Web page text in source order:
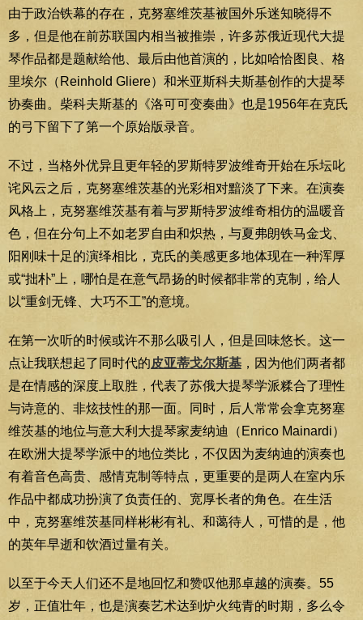
由于政治铁幕的存在，克努塞维茨基被国外乐迷知晓得不
多，但是他在前苏联国内相当被推崇，许多苏俄近现代大提
琴作品都是题献给他、最后由他首演的，比如哈恰图良、格
里埃尔（Reinhold Gliere）和米亚斯科夫斯基创作的大提琴
协奏曲。柴科夫斯基的《洛可可变奏曲》也是1956年在克氏
的弓下留下了第一个原始版录音。
不过，当格外优异且更年轻的罗斯特罗波维奇开始在乐坛叱
诧风云之后，克努塞维茨基的光彩相对黯淡了下来。在演奏
风格上，克努塞维茨基有着与罗斯特罗波维奇相仿的温暖音
色，但在分句上不如老罗自由和炽热，与夏弗朗铁马金戈、
阳刚味十足的演绎相比，克氏的美感更多地体现在一种浑厚
或“拙朴”上，哪怕是在意气昂扬的时候都非常的克制，给人
以“重剑无锋、大巧不工”的意境。
在第一次听的时候或许不那么吸引人，但是回味悠长。这一
点让我联想起了同时代的皮亚蒂戈尔斯基 ，因为他们两者都
是在情感的深度上取胜，代表了苏俄大提琴学派糅合了理性
与诗意的、非炫技性的那一面。同时，后人常常会拿克努塞
维茨基的地位与意大利大提琴家麦纳迪（Enrico Mainardi）
在欧洲大提琴学派中的地位类比，不仅因为麦纳迪的演奏也
有着音色高贵、感情克制等特点，更重要的是两人在室内乐
作品中都成功扮演了负责任的、宽厚长者的角色。在生活
中，克努塞维茨基同样彬彬有礼、和蔼待人，可惜的是，他
的英年早逝和饮酒过量有关。
以至于今天人们还不是地回忆和赞叹他那卓越的演奏。55
岁，正值壮年，也是演奏艺术达到炉火纯青的时期，多么令